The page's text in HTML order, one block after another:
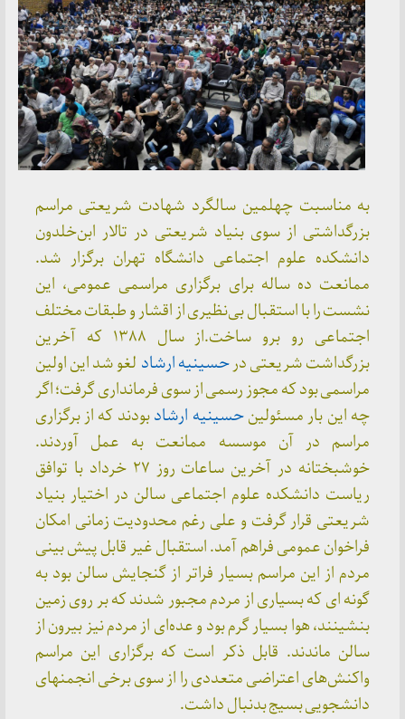
به مناسبت چهلمین سالگرد شهادت شریعتی مراسم
بزرگداشتی از سوی بنیاد شریعتی در تالار ابن‌خلدون
دانشکده علوم اجتماعی دانشگاه تهران برگزار شد.
ممانعت ده ساله برای برگزاری مراسمی عمومی، این
نشست را با استقبال بی‌نظیری از اقشار و طبقات مختلف
اجتماعی رو برو ساخت.از سال ۱۳۸۸ که آخرین
بزرگداشت شریعتی درحسینیه ارشاد لغو شد این اولین
مراسمی بود که مجوز رسمی از سوی فرمانداری گرفت؛ اگر
چه این بار مسئولینحسینیه ارشادبودند که از برگزاری
مراسم در آن موسسه ممانعت به عمل آوردند.
خوشبختانه در آخرین ساعات روز ۲۷ خرداد با توافق
ریاست دانشکده علوم اجتماعی سالن در اختیار بنیاد
شریعتی قرار گرفت و علی رغم محدودیت زمانی امکان
فراخوان عمومی فراهم آمد. استقبال غیر قابل پیش بینی
مردم از این مراسم بسیار فراتر از گنجایش سالن بود به
گونه ای که بسیاری از مردم مجبور شدند که بر روی زمین
بنشینند، هوا بسیار گرم بود و عده‌ای از مردم نیز بیرون از
سالن ماندند. قابل ذکر است که برگزاری این مراسم
واکنش‌های اعتراضی متعددی را از سوی برخی انجمنهای
دانشجویی بسیج بدنبال داشت.